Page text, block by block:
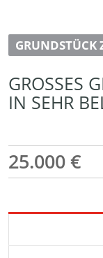
GRUNDSTÜCK
GROSSES
N SEHR
25.000 €